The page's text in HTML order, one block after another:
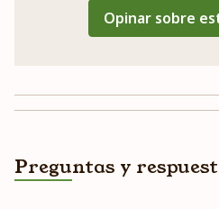
Opinar sobre
Preguntas y